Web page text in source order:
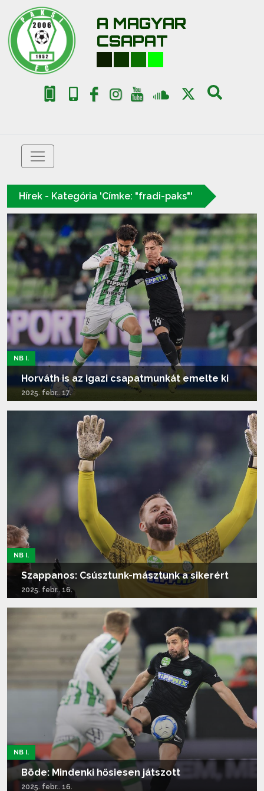
A MAGYAR
CSAPAT
Hírek - Kategória 'Címke: "fradi-paks"'
NB I.
Horváth is az igazi csapatmunkát emelte ki
2025. febr.. 17.
Tovább olvasom...
NB I.
Szappanos: Csúsztunk-másztunk a sikerért
2025. febr.. 16.
Tovább olvasom...
NB I.
Böde: Mindenki hősiesen játszott
2025. febr.. 16.